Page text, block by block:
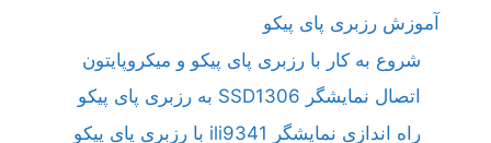
آموزش رزبری پای پیکو
شروع به کار با رزبری پای پیکو و میکروپایتون
اتصال نمایشگر SSD1306 به رزبری پای پیکو
راه اندازی نمایشگر ili9341 با رزبری پای پیکو